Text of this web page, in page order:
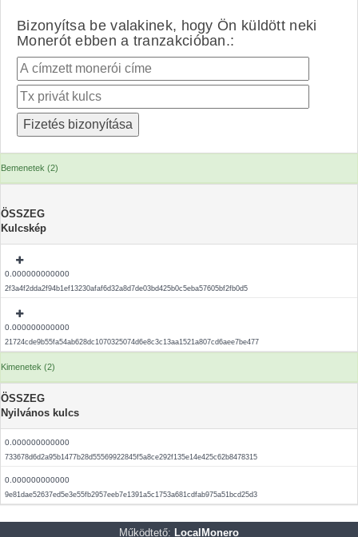
Bizonyítsa be valakinek, hogy Ön küldött neki
Monerót ebben a tranzakcióban.:
Bemenetek (2)
ÖSSZEG
Kulcskép
0.000000000000
2f3a4f2dda2f94b1ef13230afaf6d32a8d7de03bd425b0c5eba57605bf2fb0d5
0.000000000000
21724cde9b55fa54ab628dc1070325074d6e8c3c13aa1521a807cd6aee7be477
Kimenetek (2)
ÖSSZEG
Nyilvános kulcs
0.000000000000
733678d6d2a95b1477b28d55569922845f5a8ce292f135e14e425c62b8478315
0.000000000000
9e81dae52637ed5e3e55fb2957eeb7e1391a5c1753a681cdfab975a51bcd25d3
Működtető: LocalMonero